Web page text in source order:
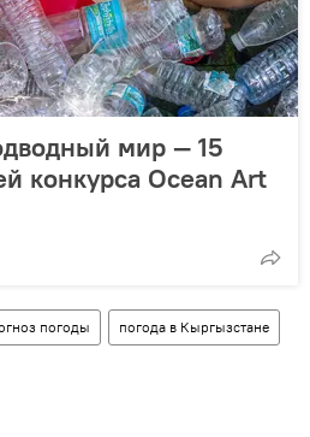
мир — 15
конкурса Ocean Art
погоды погода в Кыргызстане